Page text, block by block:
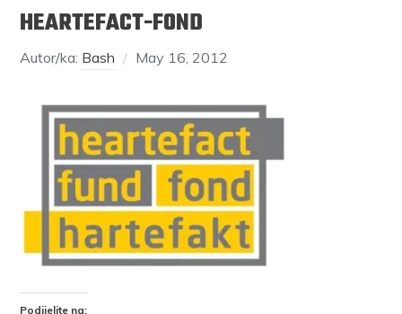
HEARTEFACT-FOND
Autor/ka: Bash May 16, 2012
Podijelite na: